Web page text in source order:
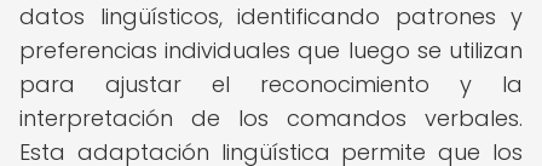
datos lingüísticos, identificando patrones y
preferencias individuales que luego se utilizan
para ajustar el reconocimiento y la
interpretación de los comandos verbales.
Esta adaptación lingüística permite que los